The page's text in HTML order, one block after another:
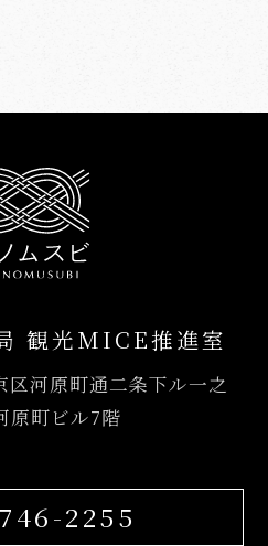
観光MICE推進室
区河原町通二条下ル一之
原町ビル7階
2255